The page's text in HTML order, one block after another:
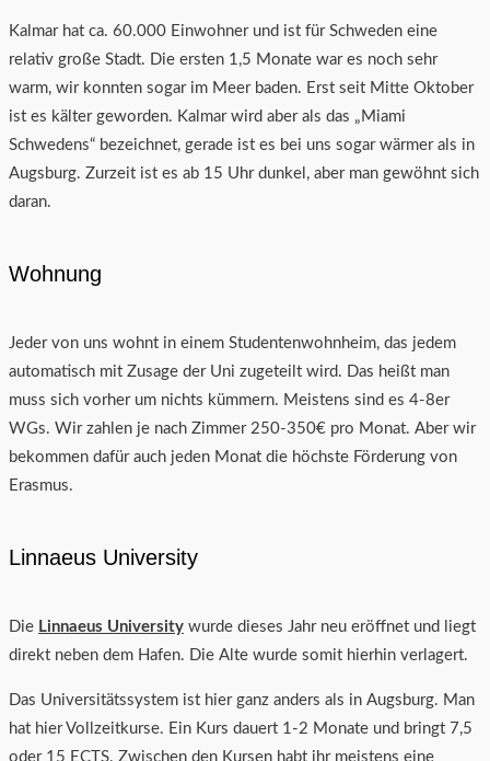
Kalmar hat ca. 60.000 Einwohner und ist für Schweden eine
relativ große Stadt. Die ersten 1,5 Monate war es noch sehr
warm, wir konnten sogar im Meer baden. Erst seit Mitte Oktober
ist es kälter geworden. Kalmar wird aber als das „Miami
Schwedens“ bezeichnet, gerade ist es bei uns sogar wärmer als in
Augsburg. Zurzeit ist es ab 15 Uhr dunkel, aber man gewöhnt sich
daran.
Wohnung
Jeder von uns wohnt in einem Studentenwohnheim, das jedem
automatisch mit Zusage der Uni zugeteilt wird. Das heißt man
muss sich vorher um nichts kümmern. Meistens sind es 4-8er
WGs. Wir zahlen je nach Zimmer 250-350€ pro Monat. Aber wir
bekommen dafür auch jeden Monat die höchste Förderung von
Erasmus.
Linnaeus University
Die Linnaeus University wurde dieses Jahr neu eröffnet und liegt
direkt neben dem Hafen. Die Alte wurde somit hierhin verlagert.
Das Universitätssystem ist hier ganz anders als in Augsburg. Man
hat hier Vollzeitkurse. Ein Kurs dauert 1-2 Monate und bringt 7,5
oder 15 ECTS. Zwischen den Kursen habt ihr meistens eine